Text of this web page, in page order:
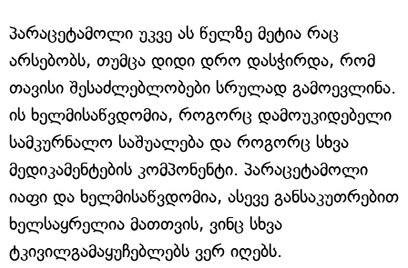
პარაცეტამოლი უკვე ას წელზე მეტია რაც
არსებობს, თუმცა დიდი დრო დასჭირდა, რომ
თავისი შესაძლებლობები სრულად გამოევლინა.
ის ხელმისაწვდომია, როგორც დამოუკიდებელი
სამკურნალო საშუალება და როგორც სხვა
მედიკამენტების კომპონენტი. პარაცეტამოლი
იაფი და ხელმისაწვდომია, ასევე განსაკუთრებით
ხელსაყრელია მათთვის, ვინც სხვა
ტკივილგამაყუჩებლებს ვერ იღებს.